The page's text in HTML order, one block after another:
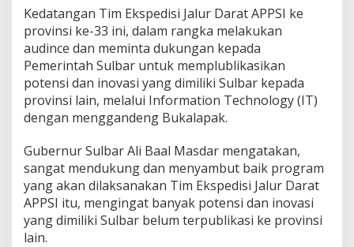
n
a
Kedatangan Tim Ekspedisi Jalur Darat APPSI ke
provinsi ke-33 ini, dalam rangka melakukan
audince dan meminta dukungan kepada
Pemerintah Sulbar untuk memplublikasikan
potensi dan inovasi yang dimiliki Sulbar kepada
provinsi lain, melalui Information Technology (IT)
dengan menggandeng Bukalapak.
Gubernur Sulbar Ali Baal Masdar mengatakan,
sangat mendukung dan menyambut baik program
yang akan dilaksanakan Tim Ekspedisi Jalur Darat
APPSI itu, mengingat banyak potensi dan inovasi
yang dimiliki Sulbar belum terpublikasi ke provinsi
lain.